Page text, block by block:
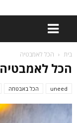
בית הכל לאמבטיה
הכל לאמבטיה
uneed הכל באבטחה